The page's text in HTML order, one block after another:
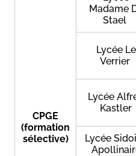
CPGE
(formation
sélective)
Madame
Stael
Lycée Le
Verrier
Lycée
Kastler
Lycée